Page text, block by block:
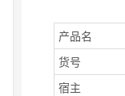
产品名
货号
宿主